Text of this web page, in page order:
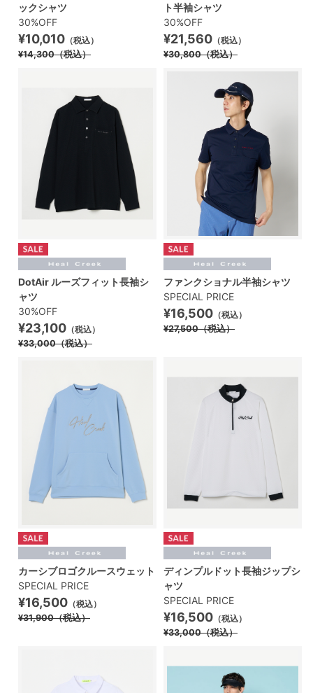
ックシャツ
30%OFF
¥10,010 （税込）
¥14,300（税込）
ト半袖シャツ
30%OFF
¥21,560 （税込）
¥30,800（税込）
DotAir ルーズフィット長袖シ
ャツ
30%OFF
¥23,100 （税込）
¥33,000（税込）
ファンクショナル半袖シャツ
SPECIAL PRICE
¥16,500 （税込）
¥27,500（税込）
カーシブロゴクルースウェット
SPECIAL PRICE
¥16,500 （税込）
¥31,900（税込）
ディンプルドット長袖ジップシ
ャツ
SPECIAL PRICE
¥16,500 （税込）
¥33,000（税込）